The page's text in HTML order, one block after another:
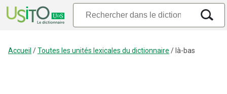
Accueil /Toutes les unités lexicales du dictionnaire / là-bas